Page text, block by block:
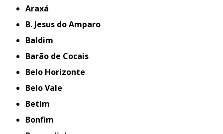
Araxá
B. Jesus do Amparo
Baldim
Barão de Cocais
Belo Horizonte
Belo Vale
Betim
Bonfim